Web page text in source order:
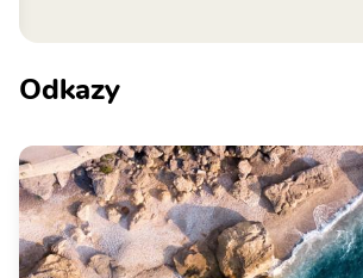
Odkazy